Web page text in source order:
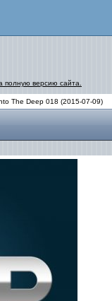
полную версию сайта.
The Deep 018 (2015-07-09)